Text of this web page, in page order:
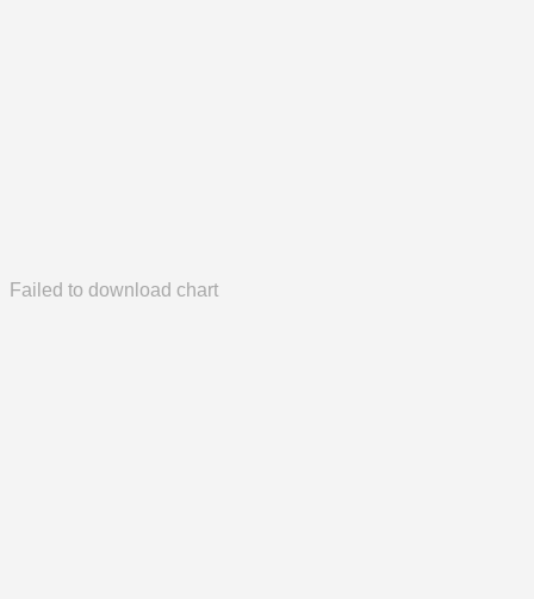
Failed to download chart